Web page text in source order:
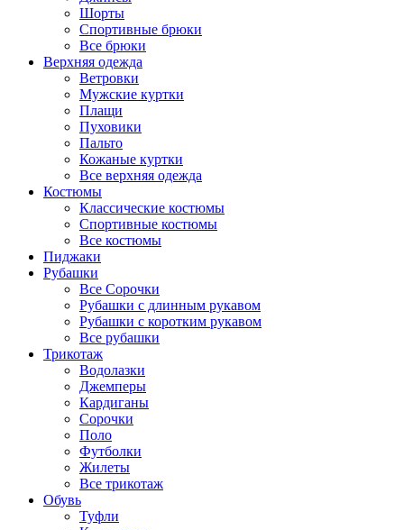
Шорты
Спортивные брюки
Все брюки
Верхняя одежда
Ветровки
Мужские куртки
Плащи
Пуховики
Пальто
Кожаные куртки
Все верхняя одежда
Костюмы
Классические костюмы
Спортивные костюмы
Все костюмы
Пиджаки
Рубашки
Все Сорочки
Рубашки с длинным рукавом
Рубашки с коротким рукавом
Все рубашки
Трикотаж
Водолазки
Джемперы
Кардиганы
Сорочки
Поло
Футболки
Жилеты
Все трикотаж
Обувь
Туфли